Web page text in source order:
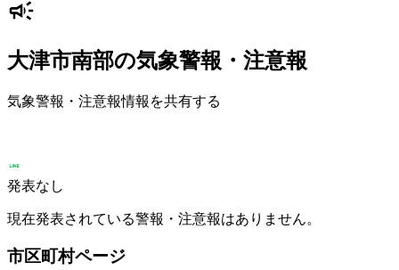
大津市南部の気象警報・注意報
気象警報・注意報情報を共有する
発表なし
現在発表されている警報・注意報はありません。
市区町村ページ